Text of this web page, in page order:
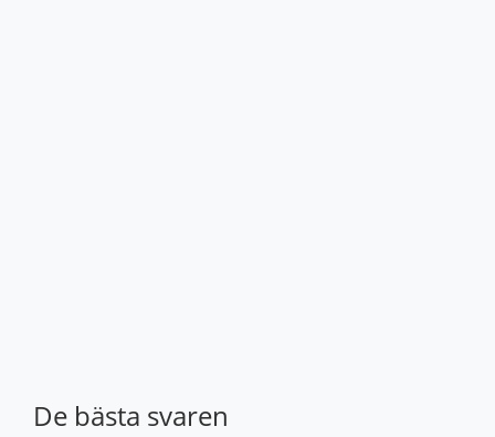
De bästa svaren